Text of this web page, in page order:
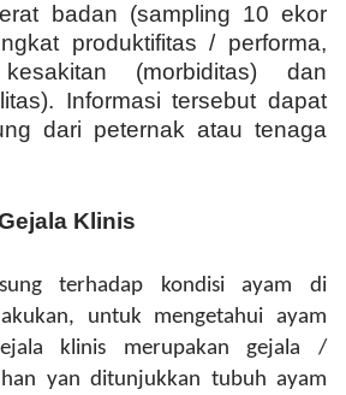
badan (sampling 10 ekor
produktifitas / performa,
(morbiditas) dan
Informasi tersebut dapat
dari peternak atau tenaga
Klinis
terhadap kondisi ayam di
untuk mengetahui ayam
klinis merupakan gejala /
yan ditunjukkan tubuh ayam